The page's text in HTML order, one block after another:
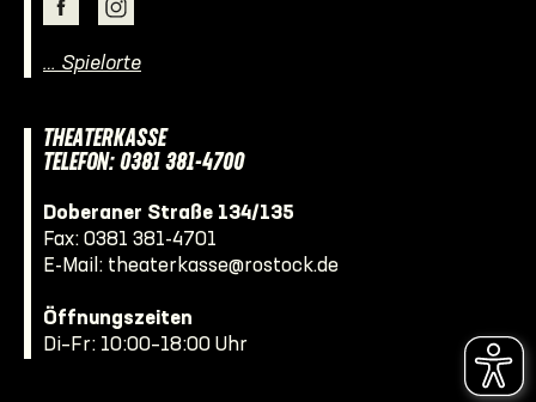
… Spielorte
THEATERKASSE
TELEFON: 0381 381-4700
Doberaner Straße 134/135
Fax: 0381 381-4701
E-Mail: theaterkasse@rostock.de
Öffnungszeiten
Di–Fr: 10:00–18:00 Uhr